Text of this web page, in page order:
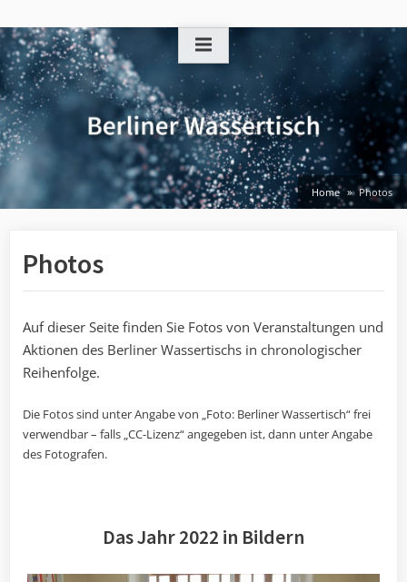
to
content
Home Photos
Photos
Auf dieser Seite finden Sie Fotos von Veranstaltungen und
Aktionen des Berliner Wassertischs in chronologischer
Reihenfolge.
Die Fotos sind unter Angabe von „Foto: Berliner Wassertisch“ frei
verwendbar – falls „CC-Lizenz“ angegeben ist, dann unter Angabe
des Fotografen.
Das Jahr 2022 in Bildern